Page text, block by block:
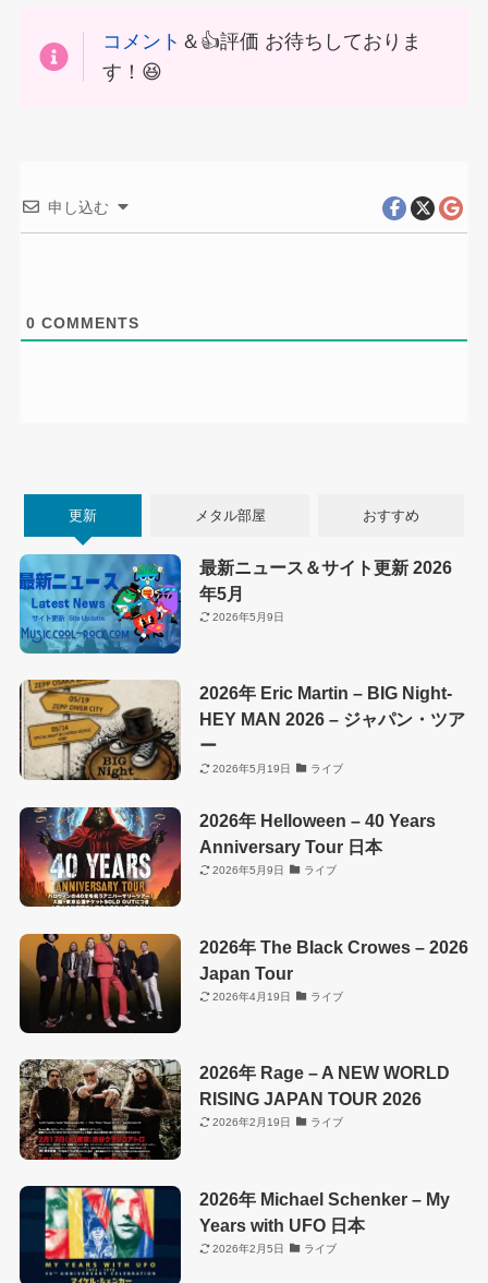
コメント ＆👍評価 お待ちしておりま
す！😆
申し込む
0 COMMENTS
更新 メタル部屋 おすすめ
最新ニュース＆サイト更新 2026
年5月
2026年5月9日
2026年 Eric Martin – BIG Night-
HEY MAN 2026 – ジャパン・ツア
ー
2026年5月19日 ライブ
2026年 Helloween – 40 Years
Anniversary Tour 日本
2026年5月9日 ライブ
2026年 The Black Crowes – 2026
Japan Tour
2026年4月19日 ライブ
2026年 Rage – A NEW WORLD
RISING JAPAN TOUR 2026
2026年2月19日 ライブ
2026年 Michael Schenker – My
Years with UFO 日本
2026年2月5日 ライブ